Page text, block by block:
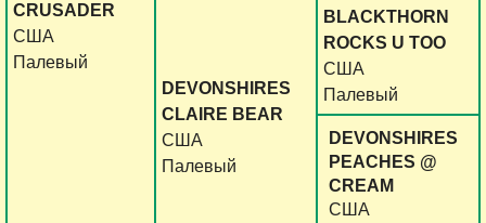
CRUSADER
США
Палевый
DEVONSHIRES
CLAIRE BEAR
США
Палевый
BLACKTHORN
ROCKS U TOO
США
Палевый
DEVONSHIRES
PEACHES @
CREAM
США